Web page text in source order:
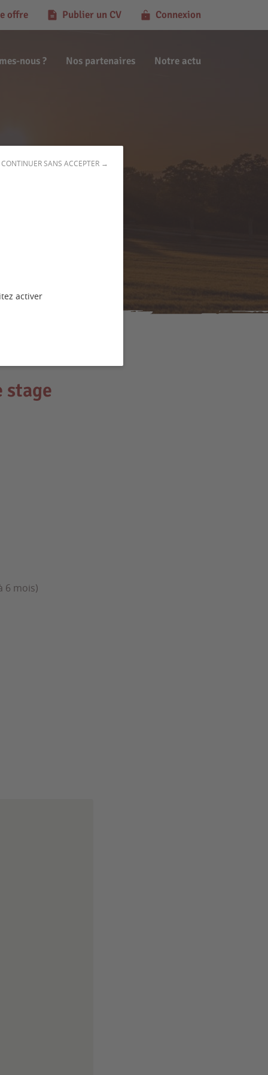
activer
CONTINUER SANS ACCEPTER →
nous ? Nos partenaires Notre actu
offre Publier un CV Connexion
stage
6 mois)